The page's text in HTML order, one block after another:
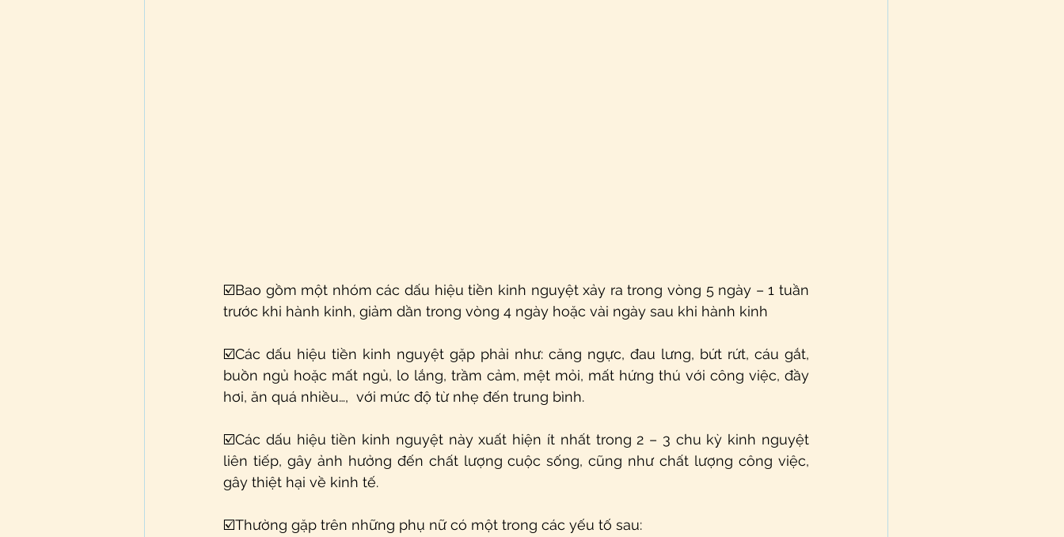
☑️Bao gồm một nhóm các dấu hiệu tiền kinh nguyệt xảy ra trong vòng 5 ngày – 1 tuần
trước khi hành kinh, giảm dần trong vòng 4 ngày hoặc vài ngày sau khi hành kinh
☑️Các dấu hiệu tiền kinh nguyệt gặp phải như: căng ngực, đau lưng, bứt rứt, cáu gắt,
buồn ngủ hoặc mất ngủ, lo lắng, trầm cảm, mệt mỏi, mất hứng thú với công việc, đầy
hơi, ăn quá nhiều…,  với mức độ từ nhẹ đến trung bình.
☑️Các dấu hiệu tiền kinh nguyệt này xuất hiện ít nhất trong 2 – 3 chu kỳ kinh nguyệt
liên tiếp, gây ảnh hưởng đến chất lượng cuộc sống, cũng như chất lượng công việc,
gây thiệt hại về kinh tế.
☑️Thường gặp trên những phụ nữ có một trong các yếu tố sau: